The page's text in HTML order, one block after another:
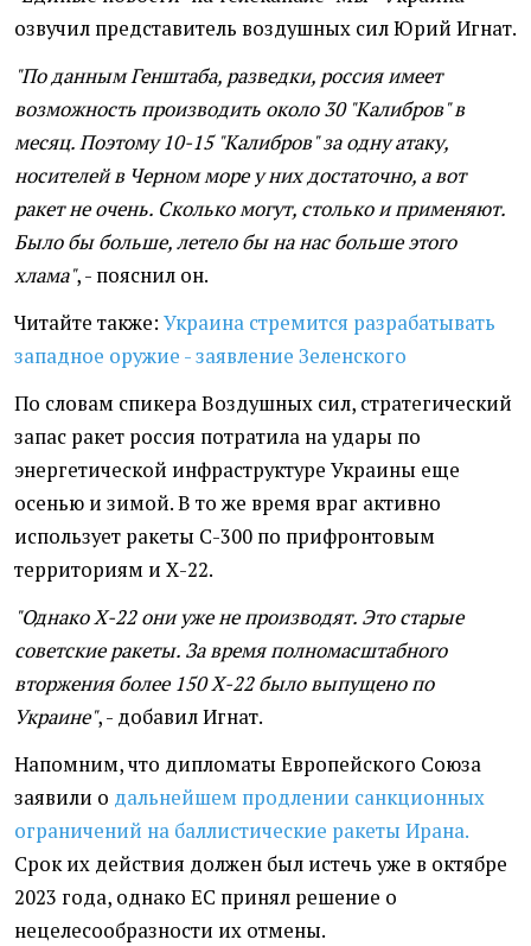
озвучил представитель воздушных сил Юрий Игнат.
"По данным Генштаба, разведки, россия имеет
возможность производить около 30 "Калибров" в
месяц. Поэтому 10-15 "Калибров" за одну атаку,
носителей в Черном море у них достаточно, а вот
ракет не очень. Сколько могут, столько и применяют.
Было бы больше, летело бы на нас больше этого
хлама", - пояснил он.
Читайте также: Украина стремится разрабатывать
западное оружие - заявление Зеленского
По словам спикера Воздушных сил, стратегический
запас ракет россия потратила на удары по
энергетической инфраструктуре Украины еще
осенью и зимой. В то же время враг активно
использует ракеты С-300 по прифронтовым
территориям и Х-22.
"Однако Х-22 они уже не производят. Это старые
советские ракеты. За время полномасштабного
вторжения более 150 Х-22 было выпущено по
Украине", - добавил Игнат.
Напомним, что дипломаты Европейского Союза
заявили о дальнейшем продлении санкционных
ограничений на баллистические ракеты Ирана.
Срок их действия должен был истечь уже в октябре
2023 года, однако ЕС принял решение о
нецелесообразности их отмены.